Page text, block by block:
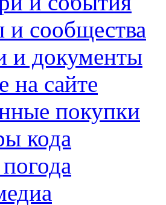
и сообщества
и документы
на сайте
покупки
кода